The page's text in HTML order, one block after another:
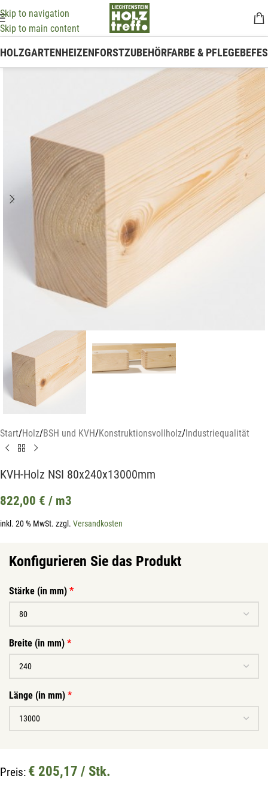
Skip to navigation
Skip to main content
HOLZGARTENHEIZENFORSTZUBEHÖRFARBE & PFLEGE
Start/Holz/BSH und KVH/Konstruktionsvollholz/ Industriequalität
KVH-Holz NSI 80x240x13000mm
822,00 € / m3
inkl. 20 % MwSt. zzgl. Versandkosten
Konfigurieren Sie das Produkt
Stärke (in mm) *
Breite (in mm) *
Länge (in mm) *
Preis: € 205,17 / Stk.
Veranstaltungen und Aktionen